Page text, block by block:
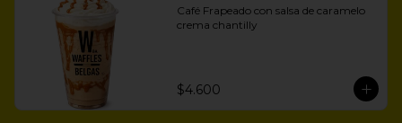
Café Frapeado con salsa de caramelo
crema chantilly
$4.600